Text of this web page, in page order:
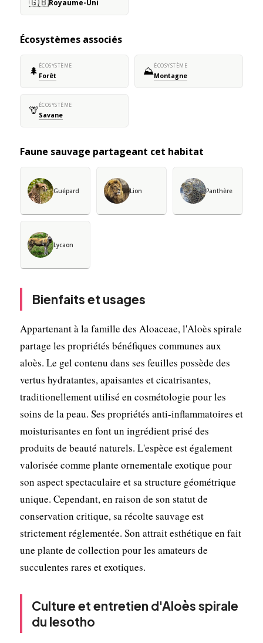
Royaume-Uni
Écosystèmes associés
🌲 ÉCOSYSTÈME
Forêt ⛰️ÉCOSYSTÈME
Montagne
🦒ÉCOSYSTÈME
Savane
Faune sauvage partageant cet habitat
Guépard Lion Panthère
Lycaon
Bienfaits et usages
Appartenant à la famille des Aloaceae, l'Aloès spirale
partage les propriétés bénéfiques communes aux
aloès. Le gel contenu dans ses feuilles possède des
vertus hydratantes, apaisantes et cicatrisantes,
traditionellement utilisé en cosmétologie pour les
soins de la peau. Ses propriétés anti-inflammatoires et
moisturisantes en font un ingrédient prisé des
produits de beauté naturels. L'espèce est également
valorisée comme plante ornementale exotique pour
son aspect spectaculaire et sa structure géométrique
unique. Cependant, en raison de son statut de
conservation critique, sa récolte sauvage est
strictement réglementée. Son attrait esthétique en fait
une plante de collection pour les amateurs de
succulentes rares et exotiques.
Culture et entretien d'Aloès spirale
du lesotho